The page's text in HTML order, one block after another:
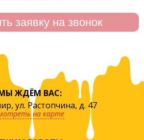
ЖДЁМ ВАС:
ул. Растопчина, д. 47
на карте